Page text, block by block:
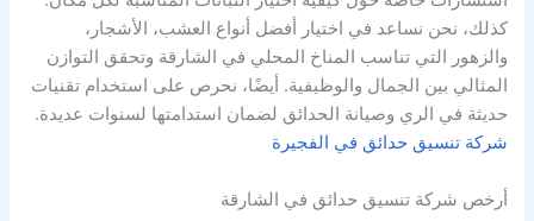
كذلك، نحن نساعد في اختيار أفضل أنواع العشب، الأشجار،
والزهور التي تناسب المناخ المحلي في الشارقة وتحقق التوازن
المثالي بين الجمال والوظيفية. أيضًا، نحرص على استخدام تقنيات
حديثة في الري وصيانة الحدائق لضمان استدامتها لسنوات عديدة.
شركة تنسيق حدائق في الفجيرة
أرخص شركة تنسيق حدائق في الشارقة